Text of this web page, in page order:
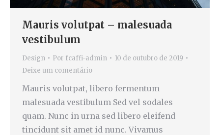
Mauris volutpat – malesuada
vestibulum
Design Por fcaffi-admin
10 de outubro de 2019
Deixe um comentário
Mauris volutpat, libero fermentum
malesuada vestibulum Sed vel sodales
quam. Nunc in urna sed libero eleifend
tincidunt sit amet id nunc. Vivamus